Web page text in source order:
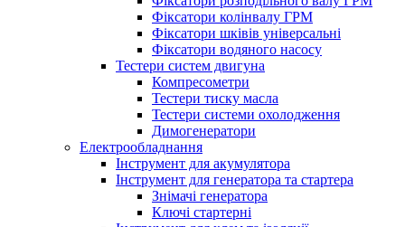
Фіксатори колінвалу ГРМ
Фіксатори шківів універсальні
Фіксатори водяного насосу
Тестери систем двигуна
Компресометри
Тестери тиску масла
Тестери системи охолодження
Димогенератори
Електрообладнання
Інструмент для акумулятора
Інструмент для генератора та стартера
Знімачі генератора
Ключі стартерні